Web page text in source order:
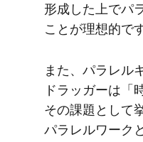
形成した上で​パ
ことが​理想的です
また、​パラレル
ドラッガーは​「
その​課題と​して​
パラレルワーク